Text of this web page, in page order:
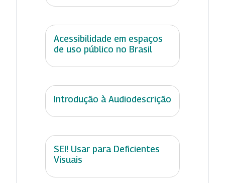
Acessibilidade em espaços
de uso público no Brasil
Introdução à Audiodescrição
SEI! Usar para Deficientes
Visuais